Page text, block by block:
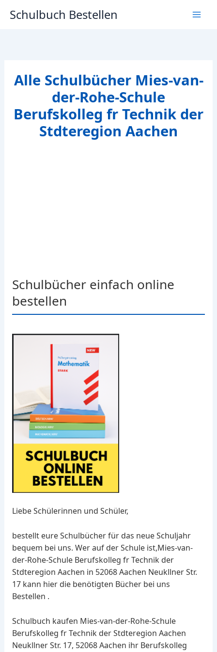
InhaltSchulbuch Bestellen
Alle Schulbücher Mies-van-
der-Rohe-Schule
Berufskolleg fr Technik der
Stdteregion Aachen
Schulbücher einfach online
bestellen
Liebe Schülerinnen und Schüler,
bestellt eure Schulbücher für das neue Schuljahr
bequem bei uns. Wer auf der Schule ist,Mies-van-
der-Rohe-Schule Berufskolleg fr Technik der
Stdteregion Aachen in 52068 Aachen Neukllner Str.
17 kann hier die benötigten Bücher bei uns
Bestellen .
Schulbuch kaufen Mies-van-der-Rohe-Schule
Berufskolleg fr Technik der Stdteregion Aachen
Neukllner Str. 17, 52068 Aachen ihr Berufskolleg